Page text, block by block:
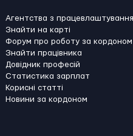
Агентства з працевлаштування
Знайти на карті
Форум про роботу за кордоном
Знайти працівника
Довідник професій
Статистика зарплат
Корисні статті
Новини за кордоном